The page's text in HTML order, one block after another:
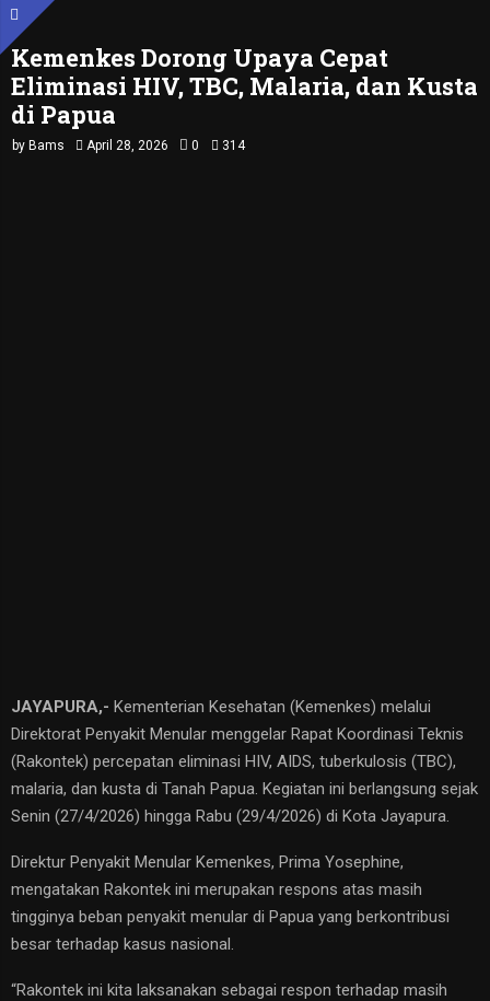
Kemenkes Dorong Upaya Cepat
Eliminasi HIV, TBC, Malaria, dan Kusta
di Papua
by Bams April 28, 2026 0 314
JAYAPURA,- Kementerian Kesehatan (Kemenkes) melalui
Direktorat Penyakit Menular menggelar Rapat Koordinasi Teknis
(Rakontek) percepatan eliminasi HIV, AIDS, tuberkulosis (TBC),
malaria, dan kusta di Tanah Papua. Kegiatan ini berlangsung sejak
Senin (27/4/2026) hingga Rabu (29/4/2026) di Kota Jayapura.
Direktur Penyakit Menular Kemenkes, Prima Yosephine,
mengatakan Rakontek ini merupakan respons atas masih
tingginya beban penyakit menular di Papua yang berkontribusi
besar terhadap kasus nasional.
“Rakontek ini kita laksanakan sebagai respon terhadap masih